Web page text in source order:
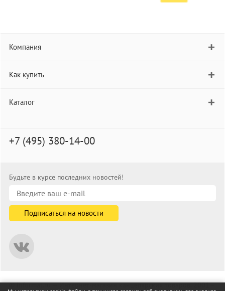
Компания
Как купить
Каталог
+7 (495) 380-14-00
Будьте в курсе последних новостей!
© informat.ru — Интернет-магазин канцелярских товаров. 2001—